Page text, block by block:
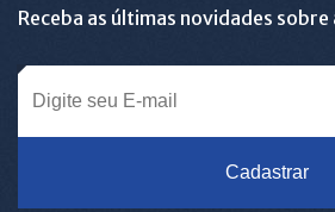
Receba as últimas novidades sobre
Cadastrar